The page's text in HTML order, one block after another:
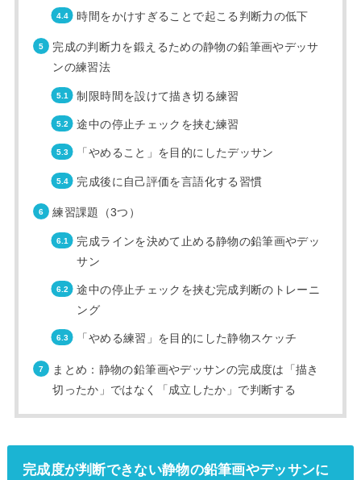
時間をかけすぎることで起こる判断力の低下
完成の判断力を鍛えるための静物の鉛筆画やデッサ
ンの練習法
制限時間を設けて描き切る練習
途中の停止チェックを挟む練習
「やめること」を目的にしたデッサン
完成後に自己評価を言語化する習慣
練習課題（3つ）
完成ラインを決めて止める静物の鉛筆画やデッ
サン
途中の停止チェックを挟む完成判断のトレーニ
ング
「やめる練習」を目的にした静物スケッチ
まとめ：静物の鉛筆画やデッサンの完成度は「描き
切ったか」ではなく「成立したか」で判断する
完成度が判断できない静物の鉛筆画やデッサンに